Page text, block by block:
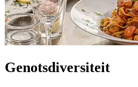
Genotsdiversiteit